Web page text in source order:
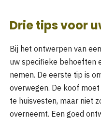
Drie tips voor
Bij het ontwerpen van
uw specifieke behoeften
nemen. De eerste tip is
overwegen. De koof
te huisvesten, maar niet
overneemt. Een goed